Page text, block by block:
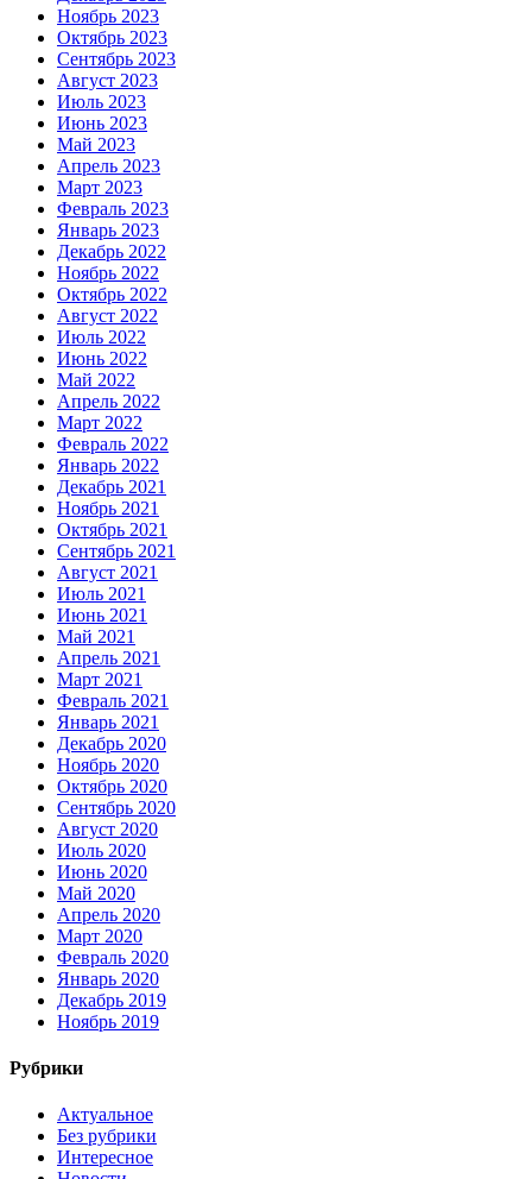
Ноябрь 2023
Октябрь 2023
Сентябрь 2023
Август 2023
Июль 2023
Июнь 2023
Май 2023
Апрель 2023
Март 2023
Февраль 2023
Январь 2023
Декабрь 2022
Ноябрь 2022
Октябрь 2022
Август 2022
Июль 2022
Июнь 2022
Май 2022
Апрель 2022
Март 2022
Февраль 2022
Январь 2022
Декабрь 2021
Ноябрь 2021
Октябрь 2021
Сентябрь 2021
Август 2021
Июль 2021
Июнь 2021
Май 2021
Апрель 2021
Март 2021
Февраль 2021
Январь 2021
Декабрь 2020
Ноябрь 2020
Октябрь 2020
Сентябрь 2020
Август 2020
Июль 2020
Июнь 2020
Май 2020
Апрель 2020
Март 2020
Февраль 2020
Январь 2020
Декабрь 2019
Ноябрь 2019
Рубрики
Актуальное
Без рубрики
Интересное